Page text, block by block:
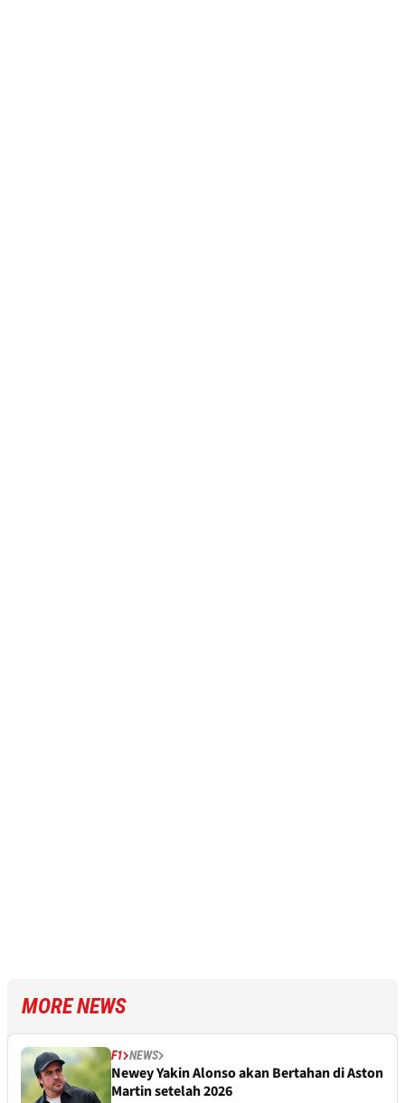
MORE NEWS
F1 NEWS
Newey Yakin Alonso akan Bertahan di Aston
Martin setelah 2026